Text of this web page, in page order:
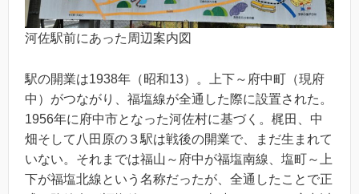
河佐駅前にあった周辺案内図
駅の開業は1938年（昭和13）。上下～府中町（現府
中）がつながり、福塩線が全通した際に設置された。
1956年に府中市となった河佐村に基づく。梶田、中
畑そして八田原の３駅は戦後の開業で、まだ生まれて
いない。それまでは福山～府中が福塩南線、塩町～上
下が福塩北線という名称だったが、全通したことで正